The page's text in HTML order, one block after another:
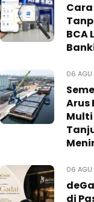
BCA
06
Arus
06
di